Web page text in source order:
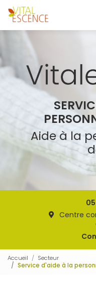
Aller
au
contenu
principal
Aide à la
Centre
Accueil
Secteur
Service d'aide à la